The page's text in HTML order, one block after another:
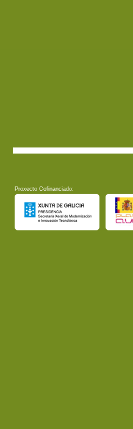
Proxecto Cofinanciado: